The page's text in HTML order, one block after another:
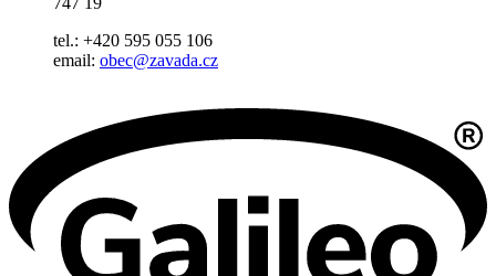
tel.: +420 595 055 106
email: obec@zavada.cz